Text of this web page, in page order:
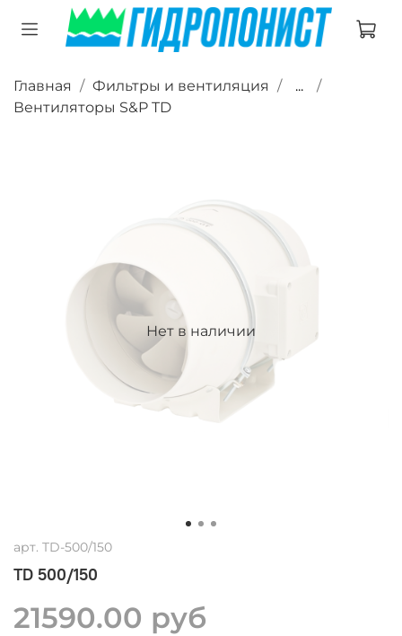
Главная Фильтры и вентиляция
...
Вентиляторы S&P TD
Нет в наличии
арт. TD-500/150
TD 500/150
21590.00 руб